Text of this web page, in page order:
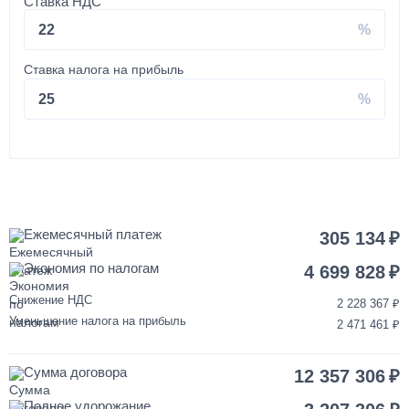
Покраска кабины КАМАЗ
40 000
1 день
22
Ставка налога на прибыль
25
Ежемесячный платеж 305 134
Экономия по налогам 4 699 828
Снижение НДС
2 228 367
Уменьшение налога на прибыль
2 471 461
Сумма договора 12 357 306
Полное удорожание